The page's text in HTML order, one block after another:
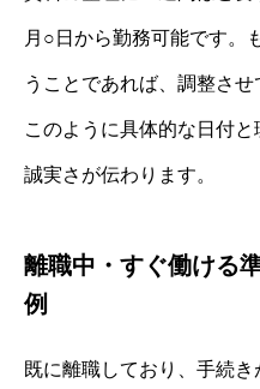
月○日から勤務可能です。
うことであれば、調整させ
このように具体的な日付
誠実さが伝わります。
離職中・すぐ働ける
例
既に離職しており、手続